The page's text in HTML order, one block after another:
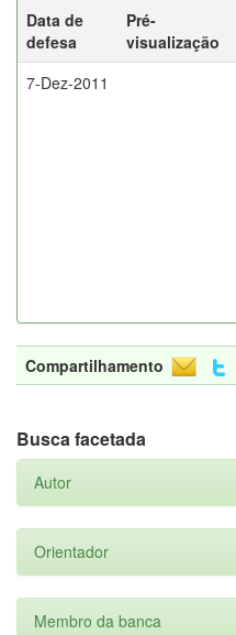
Data de
defesa
Pré-
visualização
7-Dez-2011
Compartilhamento
Busca facetada
Autor
Orientador
Membro da banca